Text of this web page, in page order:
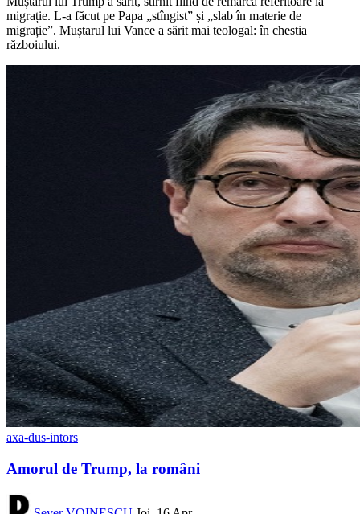
migrație. L-a făcut pe Papa „stîngist” și „slab în materie de
migrație”. Muștarul lui Vance a sărit mai teologal: în chestia
războiului.
axa-dus-intors
Amorul de Trump, la români